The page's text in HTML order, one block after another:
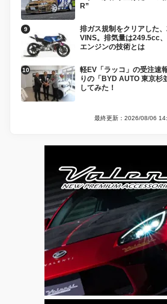
R”
排ガス規制をクリアした
VINS。排気量は249.5cc
エンジンの技術とは
軽EV「ラッコ」の受注速
りの「BYD AUTO 東京杉
してみた！
最終更新：2026/08/06